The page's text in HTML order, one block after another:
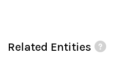
Related Entities